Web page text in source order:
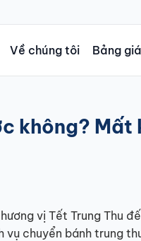
Về chúng tôi Bảng giá
không?
vị Tết Trung Thu
chuyển bánh trung